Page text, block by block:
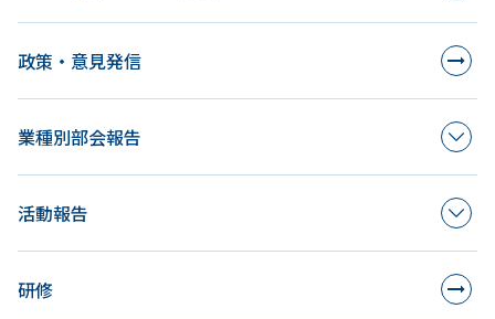
政策・意見発信
業種別部会報告
活動報告
研修